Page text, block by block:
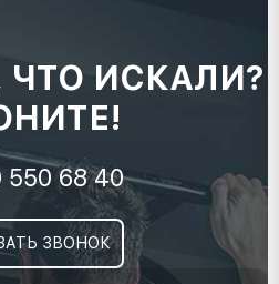
ИСКАЛИ?
550 68 40
ЗВОНОК